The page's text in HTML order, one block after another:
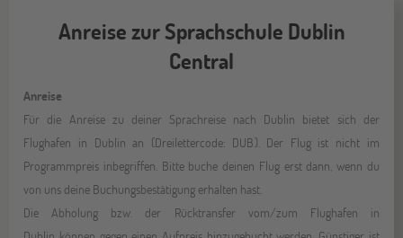
Anreise zur Sprachschule Dublin
Central
Anreise
Für die Anreise zu deiner Sprachreise nach Dublin bietet sich der
Flughafen in Dublin an (Dreilettercode: DUB). Der Flug ist nicht im
Programmpreis inbegriffen. Bitte buche deinen Flug erst dann, wenn du
von uns deine Buchungsbestätigung erhalten hast.
Die Abholung bzw. der Rücktransfer vom/zum Flughafen in